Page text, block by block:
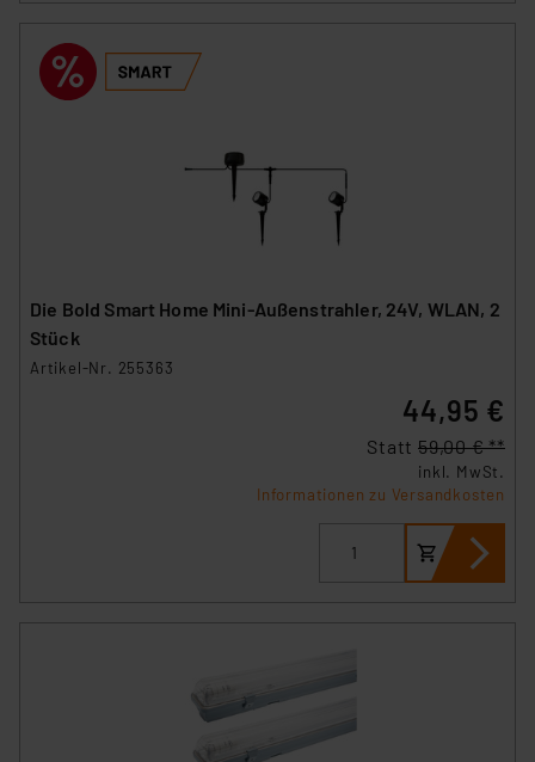
Die Bold Smart Home Mini-Außenstrahler, 24V, WLAN, 2
Stück
Artikel-Nr. 255363
44,95 €
Statt 59,00 € **
inkl. MwSt.
Informationen zu Versandkosten